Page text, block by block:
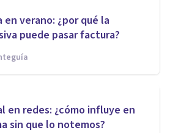
en verano: ¿por qué la
puede pasar factura?
en redes: ¿cómo influye en
sin que lo notemos?